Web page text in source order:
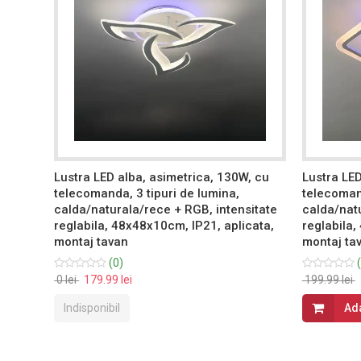
Lustra LED alba, asimetrica, 130W, cu
telecomanda, 3 tipuri de lumina,
calda/naturala/rece + RGB, intensitate
reglabila, 48x48x10cm, IP21, aplicata,
montaj tavan
(0)
0 lei 179.99 lei
Indisponibil
Lustra
calda/
reglabila,
montaj
199.99 lei